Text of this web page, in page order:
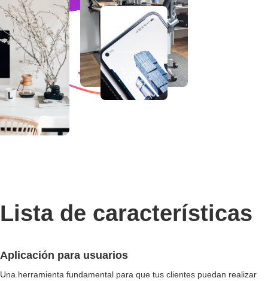
Lista de características
Aplicación para usuarios
Una herramienta fundamental para que tus clientes puedan realizar